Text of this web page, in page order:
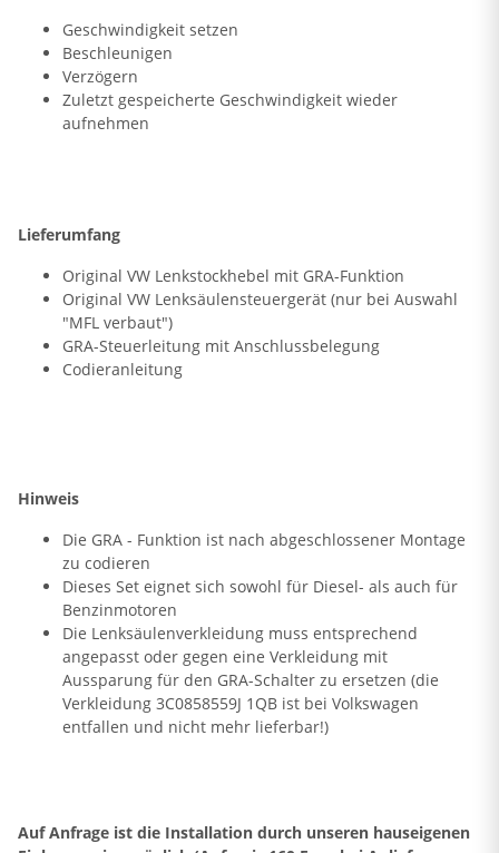
Geschwindigkeit setzen
Beschleunigen
Verzögern
Zuletzt gespeicherte Geschwindigkeit wieder
aufnehmen
Lieferumfang
Original VW Lenkstockhebel mit GRA-Funktion
Original VW Lenksäulensteuergerät (nur bei Auswahl
"MFL verbaut")
GRA-Steuerleitung mit Anschlussbelegung
Codieranleitung
Hinweis
Die GRA - Funktion ist nach abgeschlossener Montage
zu codieren
Dieses Set eignet sich sowohl für Diesel- als auch für
Benzinmotoren
Die Lenksäulenverkleidung muss entsprechend
angepasst oder gegen eine Verkleidung mit
Aussparung für den GRA-Schalter zu ersetzen (die
Verkleidung 3C0858559J 1QB ist bei Volkswagen
entfallen und nicht mehr lieferbar!)
Auf Anfrage ist die Installation durch unseren hauseigenen